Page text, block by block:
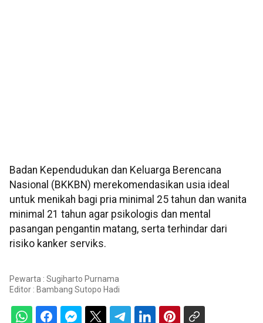
Badan Kependudukan dan Keluarga Berencana
Nasional (BKKBN) merekomendasikan usia ideal
untuk menikah bagi pria minimal 25 tahun dan wanita
minimal 21 tahun agar psikologis dan mental
pasangan pengantin matang, serta terhindar dari
risiko kanker serviks.
Pewarta : Sugiharto Purnama
Editor : Bambang Sutopo Hadi